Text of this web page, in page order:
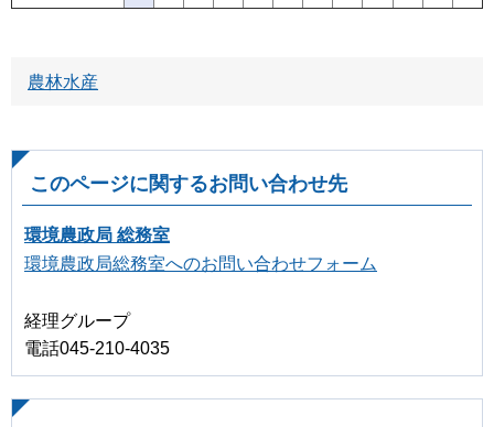
農林水産
このページに関するお問い合わせ先
環境農政局 総務室
環境農政局総務室へのお問い合わせフォーム
経理グループ
電話045-210-4035